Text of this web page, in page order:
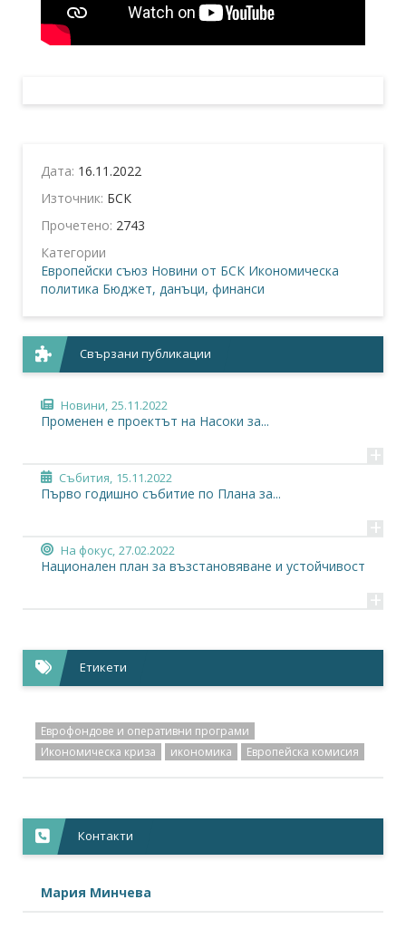
Дата: 16.11.2022
Източник: БСК
Прочетено: 2743
Категории
Европейски съюз Новини от БСК Икономическа
политика Бюджет, данъци, финанси
Свързани публикации
Новини, 25.11.2022
Променен е проектът на Насоки за...
+
Събития, 15.11.2022
Първо годишно събитие по Плана за...
+
На фокус, 27.02.2022
Национален план за възстановяване и устойчивост
+
Етикети
Еврофондове и оперативни програми
Икономическа криза
икономика Европейска комисия
Контакти
Мария Минчева